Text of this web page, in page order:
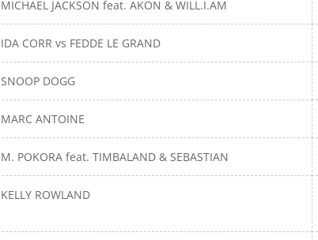
MICHAEL JACKSON feat. AKON & WILL.I.AM
IDA CORR vs FEDDE LE GRAND
SNOOP DOGG
MARC ANTOINE
M. POKORA feat. TIMBALAND & SEBASTIAN
KELLY ROWLAND